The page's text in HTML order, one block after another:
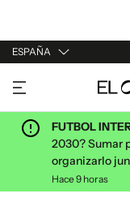
ESPAÑA
URUGUAY
ARGENTINA
ESPAÑA
ESTADOS UNIDOS
FUTBOL
2030? Sumar
organizarlo
Hace 9 horas